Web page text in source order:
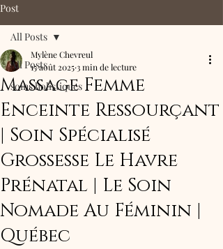
Post
All Posts
soins holistiques
All Posts
Massage Femme
Enceinte Ressourçant
| Soin Spécialisé
Grossesse Le Havre
Prénatal | Le Soin
Nomade Au Féminin |
Québec
Mylène Chevreul
15 août 20253 min de lecture